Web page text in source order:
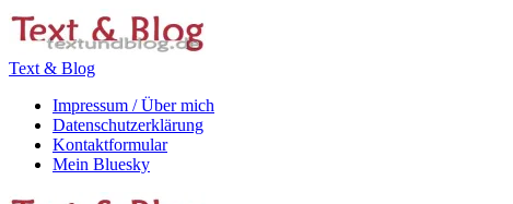
Zum
Inhalt
Text & Blog
Impressum / Über mich
Datenschutzerklärung
Kontaktformular
Mein Bluesky